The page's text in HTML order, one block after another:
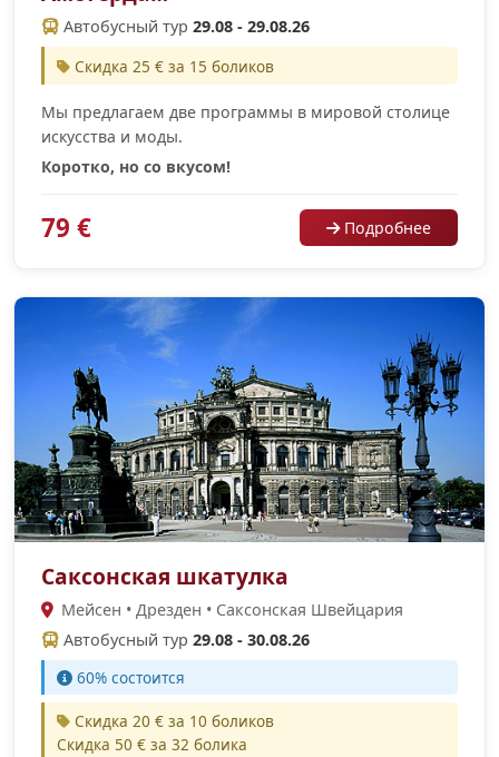
Автобусный тур 29.08 - 29.08.26
Скидка 25 € за 15 боликов
Мы предлагаем две программы в мировой столице
искусства и моды.
Коротко, но со вкусом!
79 € Подробнее
Саксонская шкатулка
Мейсен • Дрезден • Саксонская Швейцария
Автобусный тур 29.08 - 30.08.26
60% cостоится
Скидка 20 € за 10 боликов
Скидка 50 € за 32 болика